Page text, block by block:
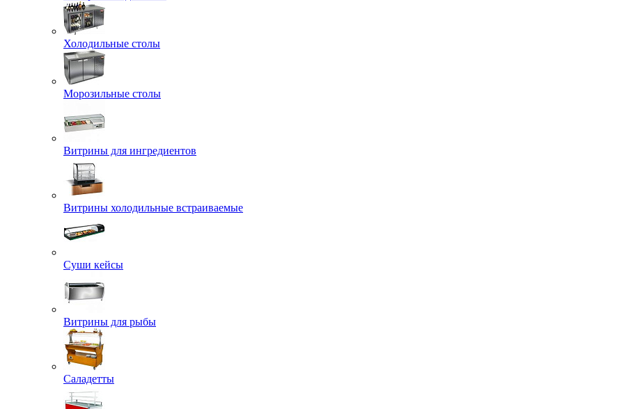
Холодильные столы
Морозильные столы
Витрины для ингредиентов
Витрины холодильные встраиваемые
Суши кейсы
Витрины для рыбы
Саладетты